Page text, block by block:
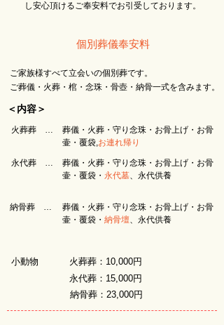
し安心頂けるご奉安料でお引受しております。
個別葬儀奉安料
ご家族様すべて立会いの個別葬です。
ご葬儀・火葬・棺・念珠・骨壺・納骨一式を含みます。
＜内容＞
火葬葬 …
葬儀・火葬・守り念珠・お骨上げ・お骨
壷・覆袋,お連れ帰り
永代葬 …
葬儀・火葬・守り念珠・お骨上げ・お骨
壷・覆袋・ 永代墓、永代供養
納骨葬 …
葬儀・火葬・守り念珠・お骨上げ・お骨
壷・覆袋・ 納骨壇、永代供養
小動物
火葬葬：10,000円
永代葬：15,000円
納骨葬：23,000円